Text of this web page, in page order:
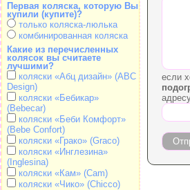
Первая коляска, которую Вы
купили (купите)?
только коляска-люлька
комбинированная коляска
Какие из перечисленных
колясок вы считаете
лучшими?
коляски «Абц дизайн» (ABC
Design)
коляски «Бебикар»
(Bebecar)
коляски «Беби Комфорт»
(Bebe Confort)
коляски «Грако» (Graco)
коляски «Инглезина»
(Inglesina)
коляски «Кам» (Cam)
коляски «Чико» (Chicco)
если